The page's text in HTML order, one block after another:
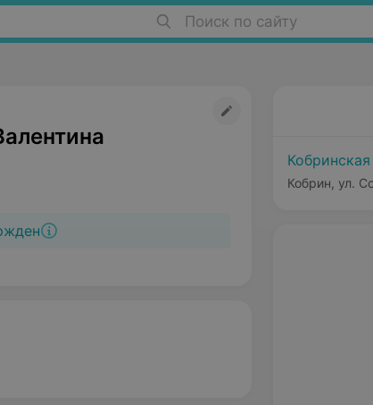
Поиск по сайту
Кобрин, ул.